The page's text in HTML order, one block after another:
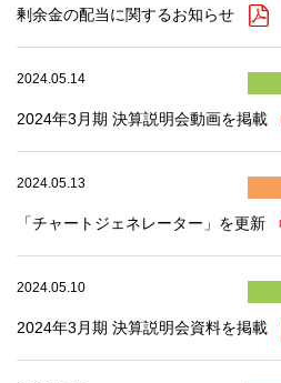
剰余金の配当に関するお知らせ
2024.05.14
2024年3月期 決算説明会動画を掲載
2024.05.13
「チャートジェネレーター」を更新
2024.05.10
2024年3月期 決算説明会資料を掲載